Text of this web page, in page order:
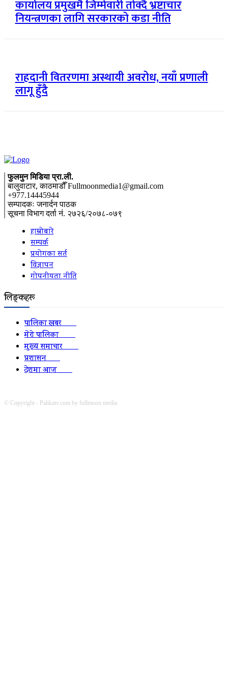
कार्यालय प्रमुखमै जिम्मेवारी तोक्दै भ्रष्टाचार
नियन्त्रणका लागि सरकारको कडा नीति
राहदानी वितरणमा अस्थायी अवरोध, नयाँ प्रणाली
लागू हुँदै
फुलमुन मिडिया प्रा.ली.
बालुवाटार, काठमाडौँ Fullmoonmedia1@gmail.com
+977.14445944
सम्पादकः जनार्दन पाठक
सूचना विभाग दर्ता नं. २७२६/२०७८-०७९
हाम्रोबारे
सम्पर्क
प्रयोगका सर्त
विज्ञापन
गोपनीयता नीति
लिङ्कहरू
पालिका खबर2152
मेरो पालिका2078
मुख्य समाचार2010
प्रशासन1341
देशमा आज1278
© Copyright - Palikatv.com by fullmoon media